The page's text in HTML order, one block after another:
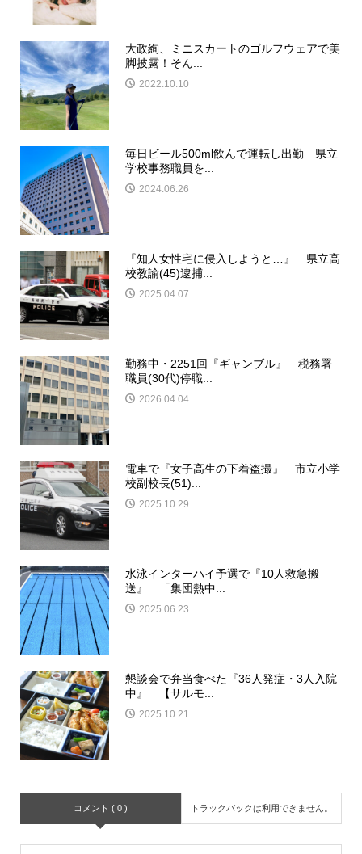
大政絢、ミニスカートのゴルフウェアで美
脚披露！そん...
2022.10.10
毎日ビール500ml飲んで運転し出勤 県立
学校事務職員を...
2024.06.26
『知人女性宅に侵入しようと…』 県立高
校教諭(45)逮捕...
2025.04.07
勤務中・2251回『ギャンブル』 税務署
職員(30代)停職...
2026.04.04
電車で『女子高生の下着盗撮』 市立小学
校副校長(51)...
2025.10.29
水泳インターハイ予選で『10人救急搬
送』 「集団熱中...
2025.06.23
懇談会で弁当食べた『36人発症・3人入院
中』 【サルモ...
2025.10.21
コメント ( 0 ) トラックバックは利用できません。